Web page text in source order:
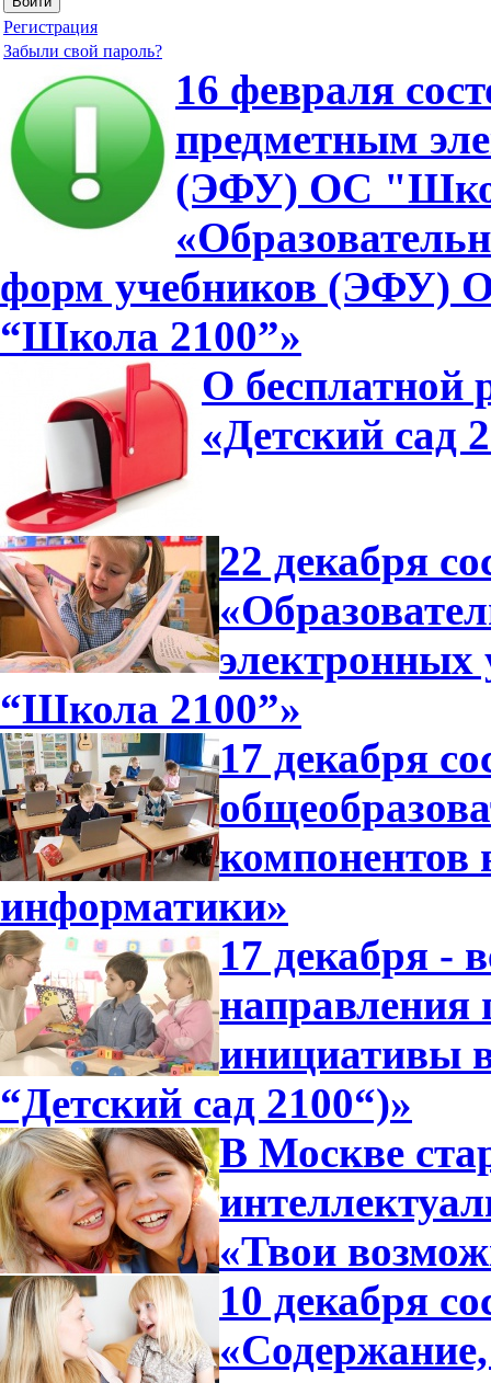
Регистрация
Забыли свой пароль?
16 февраля
предметным
(ЭФУ) ОС
форм учебников (ЭФУ)
“Школа 2100”»
О бесплатной
«Детский сад
22 декабря
электронных
“Школа 2100”»
17 декабря
компонентов
информатики»
17 декабря -
направления
инициативы
“Детский сад 2100“)»
В Москве
«Твои
10 декабря